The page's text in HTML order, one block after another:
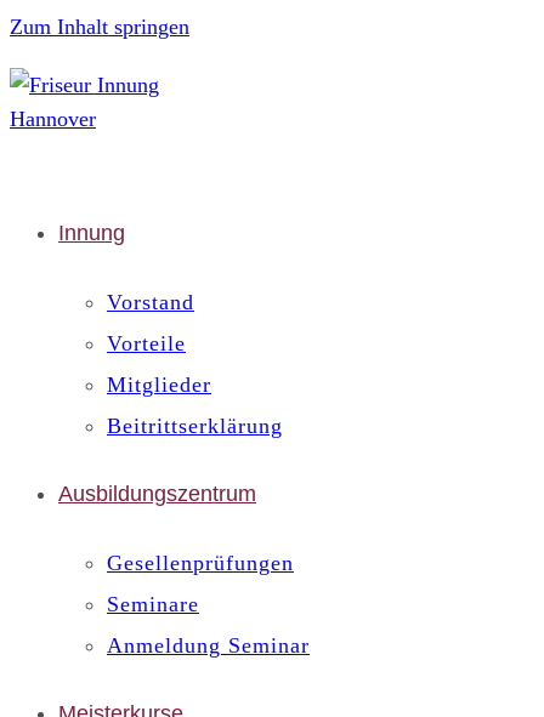
Zum Inhalt springen
Innung
Vorstand
Vorteile
Mitglieder
Beitrittserklärung
Ausbildungszentrum
Gesellenprüfungen
Seminare
Anmeldung Seminar